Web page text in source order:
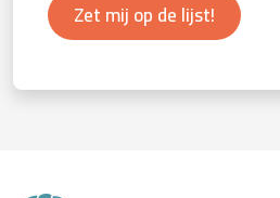
Zet mij op de lijst!